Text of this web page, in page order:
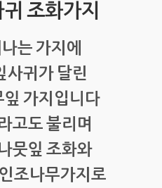
조화가지
는 가지에
사귀가 달린
가지입니다
고도 불리며
뭇잎 조화와
조나무가지로